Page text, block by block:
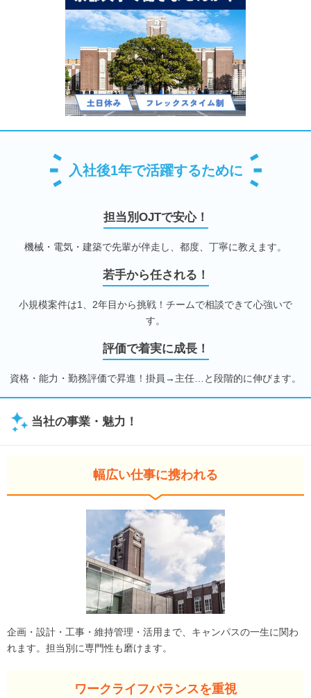
入社後1年で活躍するために
担当別OJTで安心！
機械・電気・建築で先輩が伴走し、都度、丁寧に教えます。
若手から任される！
小規模案件は1、2年目から挑戦！チームで相談できて心強いで
す。
評価で着実に成長！
資格・能力・勤務評価で昇進！掛員→主任…と段階的に伸びます。
当社の事業・魅力！
幅広い仕事に携われる
企画・設計・工事・維持管理・活用まで、キャンパスの一生に関わ
れます。担当別に専門性も磨けます。
ワークライフバランスを重視